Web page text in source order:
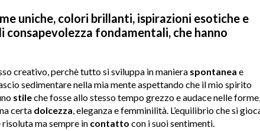
uniche, colori brillanti, ispirazioni esotiche e
fondamentali, che hanno
creativo, perchè tutto si sviluppa in maniera spontanea e
sedimentare nella mia mente aspettando che il mio spirito
stileche fosse allo stesso tempo grezzo e audace nelle forme,
certa dolcezza , eleganza e femminilità. L’equilibrio che si
risoluta ma sempre in contatto con i suoi sentimenti.